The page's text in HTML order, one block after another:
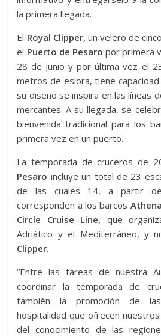
la primera llegada.
El Royal Clipper, un velero de
el Puerto de Pesaro por primera
28 de junio y por última vez el
metros de eslora, tiene
su diseño se inspira en las líneas
mercantes. A su llegada, se
bienvenida tradicional para los
primera vez en un puerto.
La temporada de cruceros de
Pesaro incluye un total de 23
de las cuales 14, a partir
corresponden a los barcos Athena
Circle Cruise Line, que
Adriático y el Mediterráneo, y
Clipper.
“Entre las tareas de nuestra
coordinar la temporada de
también la promoción de
hospitalidad que ofrecen
del conocimiento de las